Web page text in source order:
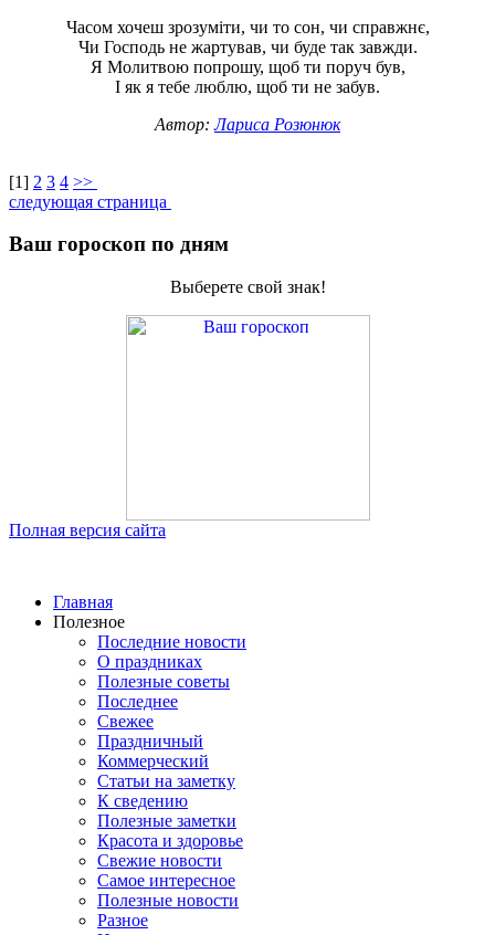
Часом хочеш зрозуміти, чи то сон, чи справжнє,
Чи Господь не жартував, чи буде так завжди.
Я Молитвою попрошу, щоб ти поруч був,
І як я тебе люблю, щоб ти не забув.
Автор:Лариса Розюнюк
[1] 2 3 4 >>
следующая страница
Ваш гороскоп по дням
Выберете свой знак!
Полная версия сайта
Главная
Полезное
Последние новости
О праздниках
Полезные советы
Последнее
Свежее
Праздничный
Коммерческий
Статьи на заметку
К сведению
Полезные заметки
Красота и здоровье
Свежие новости
Самое интересное
Полезные новости
Разное